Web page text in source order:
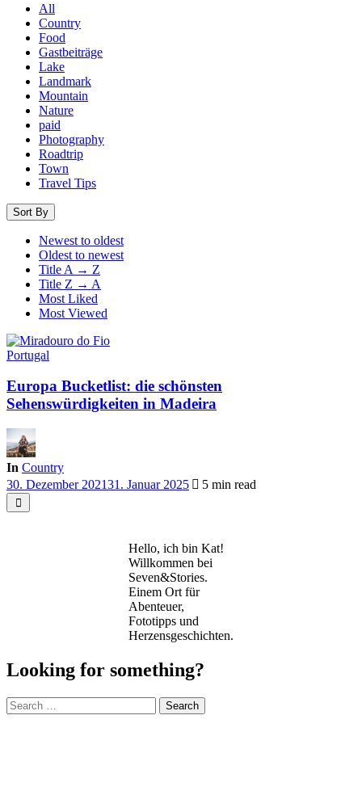
All
Country
Food
Gastbeiträge
Lake
Landmark
Mountain
Nature
paid
Photography
Roadtrip
Town
Travel Tips
Sort By
Newest to oldest
Oldest to newest
Title A → Z
Title Z → A
Most Liked
Most Viewed
Portugal
Europa Bucketlist: die schönsten
Sehenswürdigkeiten in Madeira
In Country
30. Dezember 202131. Januar 2025 5 min read
Hello, ich bin Kat!
Willkommen bei
Seven&Stories.
Einem Ort für
Abenteuer,
Fototipps und
Herzensgeschichten.
Looking for something?
Search